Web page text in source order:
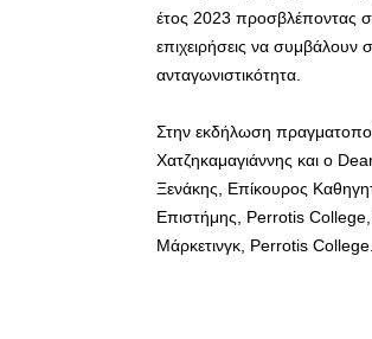
έτος 2023 προσβλέποντας
επιχειρήσεις να συμβάλουν
ανταγωνιστικότητα.
Στην εκδήλωση
Χατζηκαμαγιάννης και ο
Ξενάκης, Επίκουρος
Επιστήμης, Perrotis
Μάρκετινγκ, Perrotis College.